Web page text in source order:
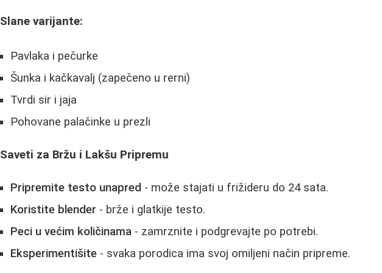
Slane varijante:
Pavlaka i pečurke
Šunka i kačkavalj (zapečeno u rerni)
Tvrdi sir i jaja
Pohovane palačinke u prezli
Saveti za Bržu i Lakšu Pripremu
Pripremite testo unapred - može stajati u frižideru do 24 sata.
Koristite blender - brže i glatkije testo.
Peci u većim količinama - zamrznite i podgrevajte po potrebi.
Eksperimentišite - svaka porodica ima svoj omiljeni način pripreme.